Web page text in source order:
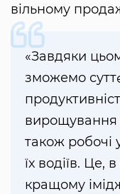
вільному
«Завдяки
зможемо
вирощування
також робочі
їх водіїв. Це,
кращому